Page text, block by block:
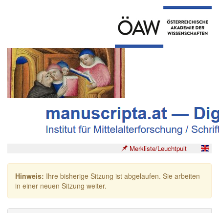
Merkliste/Leuchtpult
Hinweis: Ihre bisherige Sitzung ist abgelaufen. Sie arbeiten
in einer neuen Sitzung weiter.